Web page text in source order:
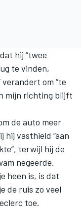
hij “twee
te vinden,
om “te
mijn richting blijft
de auto meer
hij vasthield “aan
terwijl hij de
negeerde.
heen is, is dat
de ruis zo veel
toe.